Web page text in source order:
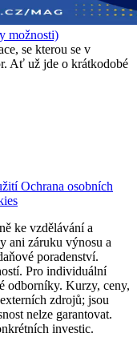
možnosti)
se kterou se v
Ať už jde o krátkodobé
Ochrana osobních
ke vzdělávání a
ani záruku výnosu a
poradenství.
Pro individuální
odborníky. Kurzy, ceny,
zdrojů; jsou
nelze garantovat.
investic.